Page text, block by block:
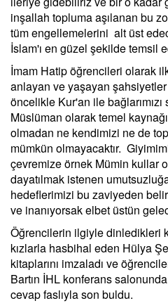
inşallah topluma aşılanan bu
tüm engellemelerini alt üst
İslam'ı en güzel şekilde temsil
İmam Hatip öğrencileri olarak
anlayan ve yaşayan şahsiyetler
öncelikle Kur'an ile bağlarımızı
Müslüman olarak temel
olmadan ne kendimizi ne de
mümkün olmayacaktır.
çevremize örnek Mümin kullar
dayatılmak istenen
hedeflerimizi bu zaviyeden
ve inanıyorsak elbet üstün
Öğrencilerin ilgiyle dinledikleri
kızlarla hasbihal eden Hülya
kitaplarını imzaladı ve
Bartın İHL konferans
cevap faslıyla son buldu.